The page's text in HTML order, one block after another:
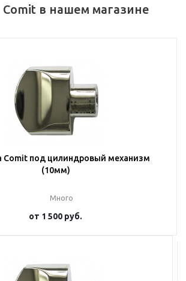
в нашем магазине
Comit под цилиндровый механизм
(10мм)
Много
от 1 500 руб.